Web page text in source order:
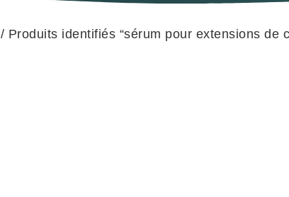
/ Produits identifiés “sérum pour extensions de